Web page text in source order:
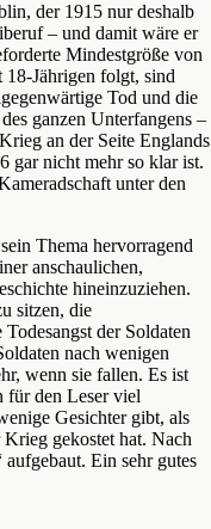
der 1915 nur deshalb
– und damit wäre er
Mindestgröße von
18-Jährigen folgt, sind
Tod und die
ganzen Unterfangens –
an der Seite Englands
gar nicht mehr so klar ist.
unter den
Thema hervorragend
anschaulichen,
hineinzuziehen.
sitzen, die
der Soldaten
nach wenigen
wenn sie fallen. Es ist
für den Leser viel
Gesichter gibt, als
gekostet hat. Nach
Ein sehr gutes